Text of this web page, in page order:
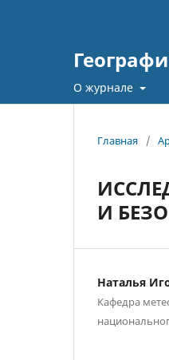
О журнале
Главная /
И
Наталья
Кафедра